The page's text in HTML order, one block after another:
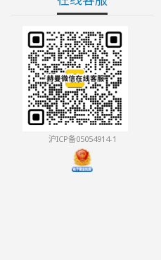
沪ICP备05054914-1